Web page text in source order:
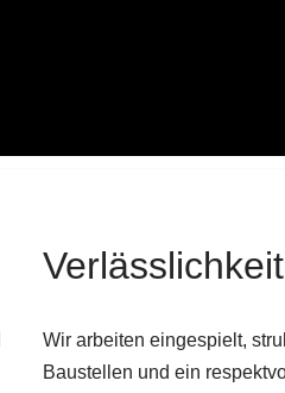
Wir arbeiten eingespielt,
Baustellen und ein